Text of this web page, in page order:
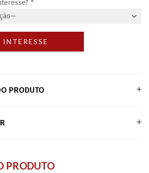
*
PRODUTO
PRODUTO